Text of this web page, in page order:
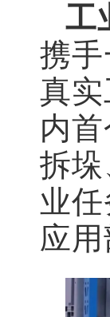
工
携
真
内
拆
业
应